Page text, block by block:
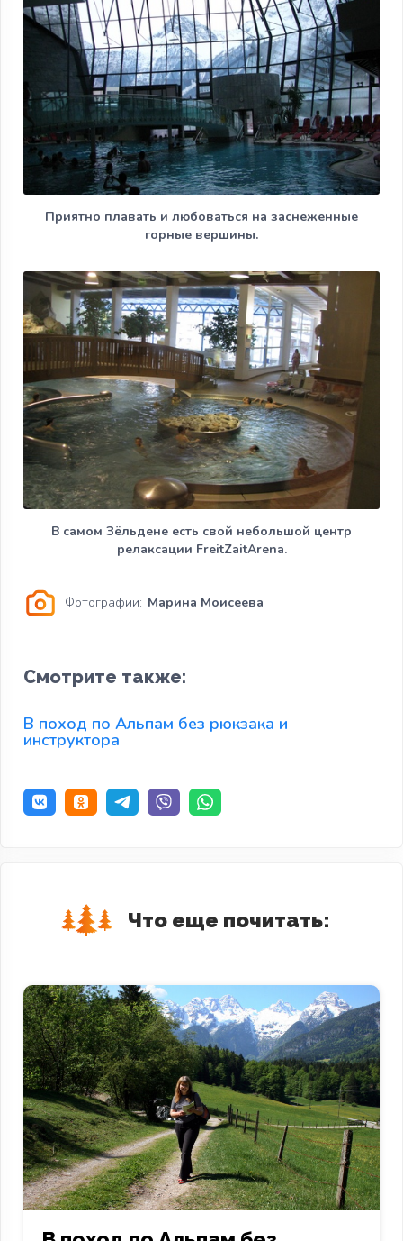
Приятно плавать и любоваться на заснеженные
горные вершины.
В самом Зёльдене есть свой небольшой центр
релаксации FreitZaitArena.
Фотографии: Марина Моисеева
Смотрите также:
В поход по Альпам без рюкзака и
инструктора
Что еще почитать: